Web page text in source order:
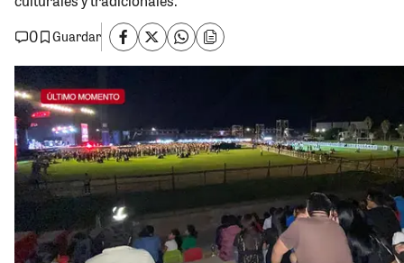
0
Guardar